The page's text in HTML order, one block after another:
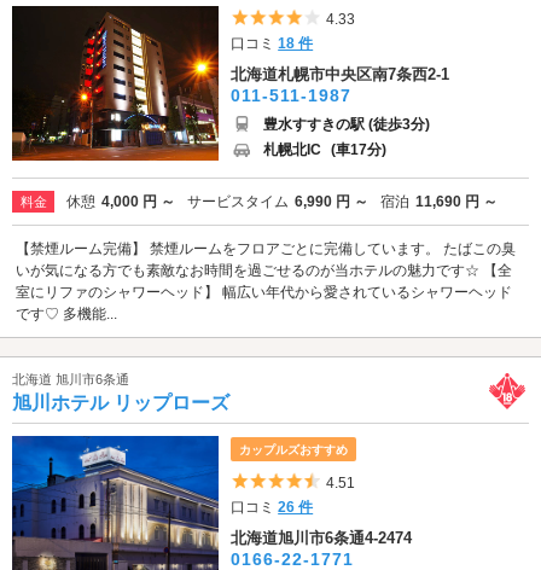
5つ星のうち4
4.33
口コミ18 件
北海道札幌市中央区南7条西2-1
011-511-1987
豊水すすきの駅 (徒歩3分)
札幌北IC (車17分)
料金 休憩 4,000 円 ～ サービスタイム 6,990 円 ～ 宿泊 11,690 円 ～
【禁煙ルーム完備】 禁煙ルームをフロアごとに完備しています。 たばこの臭
いが気になる方でも素敵なお時間を過ごせるのが当ホテルの魅力です☆ 【全
室にリファのシャワーヘッド】 幅広い年代から愛されているシャワーヘッド
です♡ 多機能...
北海道 旭川市6条通
旭川ホテル リップローズ
カップルズおすすめ
5つ星のうち4.5
4.51
口コミ26 件
北海道旭川市6条通4-2474
0166-22-1771